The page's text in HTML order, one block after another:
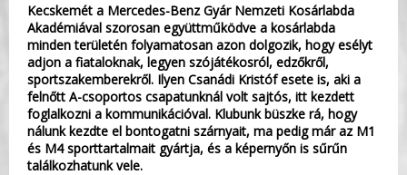
Kecskemét a Mercedes-Benz Gyár Nemzeti Kosárlabda
Akadémiával szorosan együttműködve a kosárlabda
minden területén folyamatosan azon dolgozik, hogy esélyt
adjon a fiataloknak, legyen szójátékosról, edzőkről,
sportszakemberekről. Ilyen Csanádi Kristóf esete is, aki a
felnőtt A-csoportos csapatunknál volt sajtós, itt kezdett
foglalkozni a kommunikációval. Klubunk büszke rá, hogy
nálunk kezdte el bontogatni szárnyait, ma pedig már az M1
és M4 sporttartalmait gyártja, és a képernyőn is sűrűn
találkozhatunk vele.